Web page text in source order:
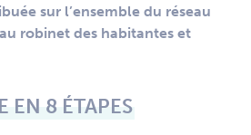
sur l’ensemble du réseau
robinet des habitantes et
EN 8 ÉTAPES